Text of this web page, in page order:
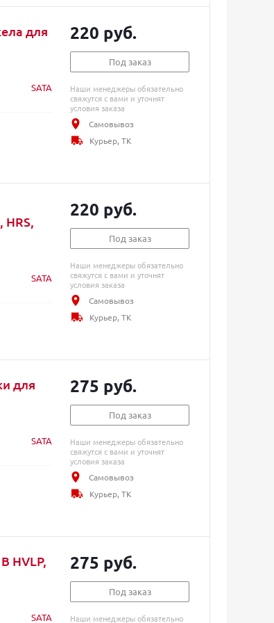
для
SATA
220 руб.
Под заказ
Наши менеджеры обязательно
свяжутся с вами и уточнят
условия заказа
Самовывоз
Курьер, ТК
HRS,
SATA
220 руб.
Под заказ
Наши менеджеры обязательно
свяжутся с вами и уточнят
условия заказа
Самовывоз
Курьер, ТК
для
SATA
275 руб.
Под заказ
Наши менеджеры обязательно
свяжутся с вами и уточнят
условия заказа
Самовывоз
Курьер, ТК
HVLP,
SATA
275 руб.
Под заказ
Наши менеджеры обязательно